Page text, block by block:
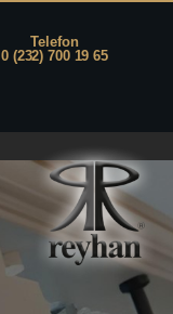
Telefon
0 (232) 700 19 65